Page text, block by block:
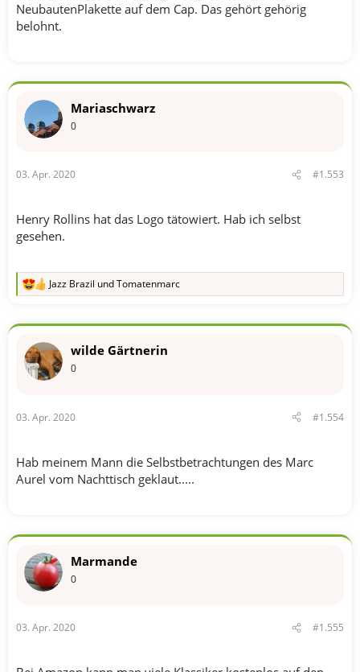
NeubautenPlakette auf dem Cap. Das gehört gehörig
belohnt.
Mariaschwarz
0
03. Apr. 2020 #1.553
Henry Rollins hat das Logo tätowiert. Hab ich selbst
gesehen.
R
k
o
:
Jazz Brazil undTomatenmarc
wilde Gärtnerin
0
03. Apr. 2020 #1.554
Hab meinem Mann die Selbstbetrachtungen des Marc
Aurel vom Nachttisch geklaut.....
Marmande
0
03. Apr. 2020 #1.555